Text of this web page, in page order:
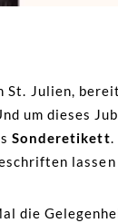
St. Julien,
um dieses
Sonderetikett.
lassen
die